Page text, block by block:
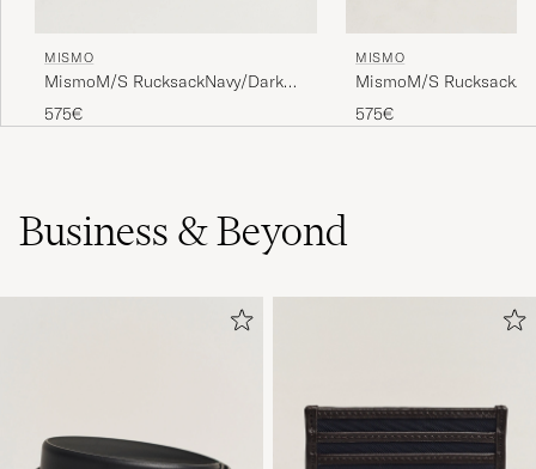
MISMO
MismoM/S RucksackNavy/Dark
Brown
575€
MISMO
MismoM/S
Brown
575€
Business & Beyond